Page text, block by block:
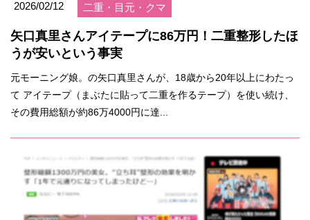
2026/02/12 二重・目元・クマ
矢口真里さんアイテープに86万円！二重整形したほ
うが安いという事実
元モーニング娘。の矢口真里さんが、18歳から20年以上にわたっ
て アイテープ（まぶたに貼って二重を作るテープ）を使い続け、
その費用総額が約86万4000円に達...